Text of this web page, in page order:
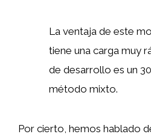
La ventaja de este
tiene una carga muy
de desarrollo es un
método mixto.
Por cierto, hemos hablado